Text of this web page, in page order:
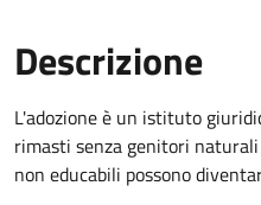
Descrizione
L'adozione è un istituto
rimasti senza genitori
non educabili possono